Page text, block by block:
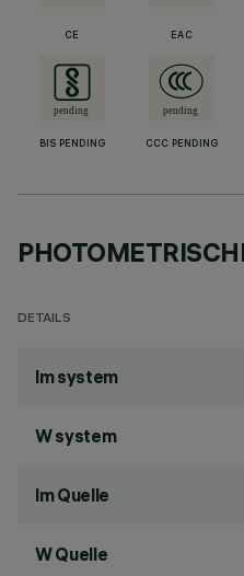
CE EAC
BIS PENDING CCC PENDING
DETAILS
lm system
W system
lm Quelle
W Quelle